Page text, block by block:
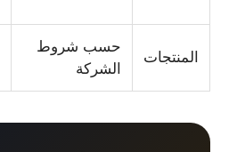
المنتجات
حسب شروط
الشركة